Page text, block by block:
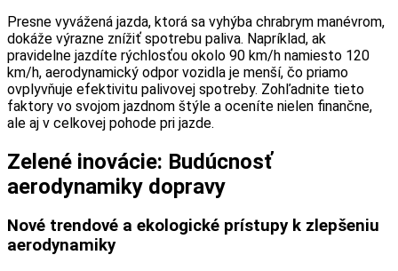
Presne vyvážená jazda, ktorá sa vyhýba chrabrym manévrom,
dokáže výrazne znížiť spotrebu paliva. Napríklad, ak
pravidelne jazdíte rýchlosťou okolo 90 km/h namiesto 120
km/h, aerodynamický odpor vozidla je menší, čo priamo
ovplyvňuje efektivitu palivovej spotreby. Zohľadnite tieto
faktory vo svojom jazdnom štýle a oceníte nielen finančne,
ale aj v celkovej pohode pri jazde.
Zelené inovácie: Budúcnosť
aerodynamiky dopravy
Nové trendové a ekologické prístupy k zlepšeniu
aerodynamiky